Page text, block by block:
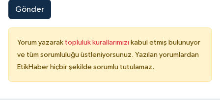
Gönder
Yorum yazarak topluluk kurallarımızı kabul etmiş bulunuyor
ve tüm sorumluluğu üstleniyorsunuz. Yazılan yorumlardan
EtikHaber hiçbir şekilde sorumlu tutulamaz.